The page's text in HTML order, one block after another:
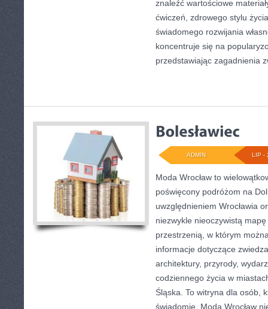
znaleźć wartościowe
ćwiczeń, zdrowego stylu
świadomego rozwijania
koncentruje się na
przedstawiając zagadnienia
LIP -
ADMIN
Moda Wrocław to
poświęcony podróżom na
uwzględnieniem Wrocławia
niezwykle nieoczywistą
przestrzenią, w którym
informacje dotyczące
architektury, przyrody,
codziennego życia w
Śląska. To witryna dla osób,
świadomie. Moda Wrocław